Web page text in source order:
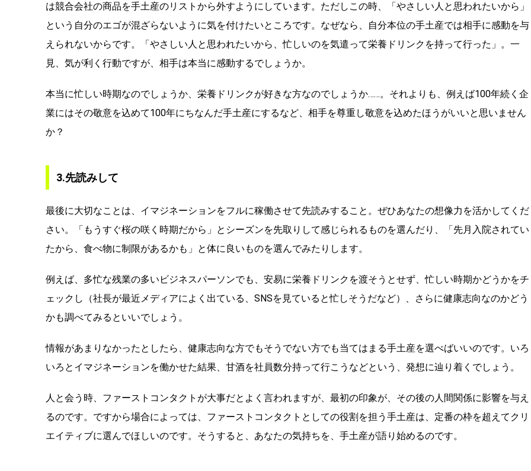
は競合会社の商品を手土産のリストから外すようにしています。ただしこの時、「やさしい人と思われたいから」
という自分のエゴが混ざらないように気を付けたいところです。なぜなら、自分本位の手土産では相手に感動を与
えられないからです。「やさしい人と思われたいから、忙しいのを気遣って栄養ドリンクを持って行った」。一
見、気が利く行動ですが、相手は本当に感動するでしょうか。
本当に忙しい時期なのでしょうか、栄養ドリンクが好きな方なのでしょうか……。それよりも、例えば100年続く企
業にはその敬意を込めて100年にちなんだ手土産にするなど、相手を尊重し敬意を込めたほうがいいと思いません
か？
3.先読みして
最後に大切なことは、イマジネーションをフルに稼働させて先読みすること。ぜひあなたの想像力を活かしてくだ
さい。「もうすぐ桜の咲く時期だから」とシーズンを先取りして感じられるものを選んだり、「先月入院されてい
たから、食べ物に制限があるかも」と体に良いものを選んでみたりします。
例えば、多忙な残業の多いビジネスパーソンでも、安易に栄養ドリンクを渡そうとせず、忙しい時期かどうかをチ
ェックし（社長が最近メディアによく出ている、SNSを見ていると忙しそうだなど）、さらに健康志向なのかどう
かも調べてみるといいでしょう。
情報があまりなかったとしたら、健康志向な方でもそうでない方でも当てはまる手土産を選べばいいのです。いろ
いろとイマジネーションを働かせた結果、甘酒を社員数分持って行こうなどという、発想に辿り着くでしょう。
人と会う時、ファーストコンタクトが大事だとよく言われますが、最初の印象が、その後の人間関係に影響を与え
るのです。ですから場合によっては、ファーストコンタクトとしての役割を担う手土産は、定番の枠を超えてクリ
エイティブに選んでほしいのです。そうすると、あなたの気持ちを、手土産が語り始めるのです。